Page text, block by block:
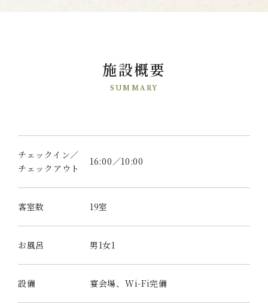
施設概要
SUMMARY
チェックイン／
チェックアウト
16:00／10:00
客室数 19室
お風呂 男1女1
設備 宴会場、Wi-Fi完備